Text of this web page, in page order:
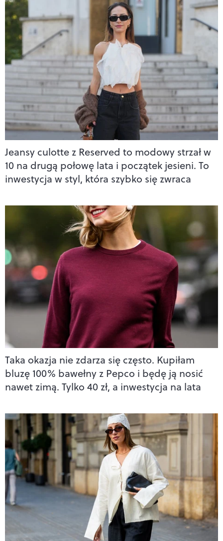
Jeansy culotte z Reserved to modowy strzał w
10 na drugą połowę lata i początek jesieni. To
inwestycja w styl, która szybko się zwraca
Taka okazja nie zdarza się często. Kupiłam
bluzę 100% bawełny z Pepco i będę ją nosić
nawet zimą. Tylko 40 zł, a inwestycja na lata